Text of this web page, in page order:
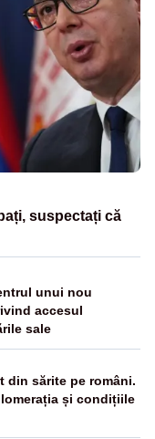
suspectați că
unui nou
accesul
sale
din sărite pe români.
și condițiile